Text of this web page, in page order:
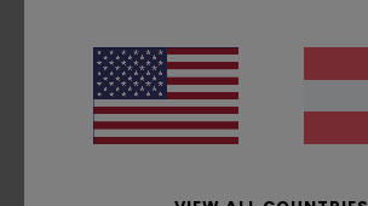
Perfekte GrößeMaterial: 5/5 : 5/5
Ich empfehle dieses Produkt
5 /5